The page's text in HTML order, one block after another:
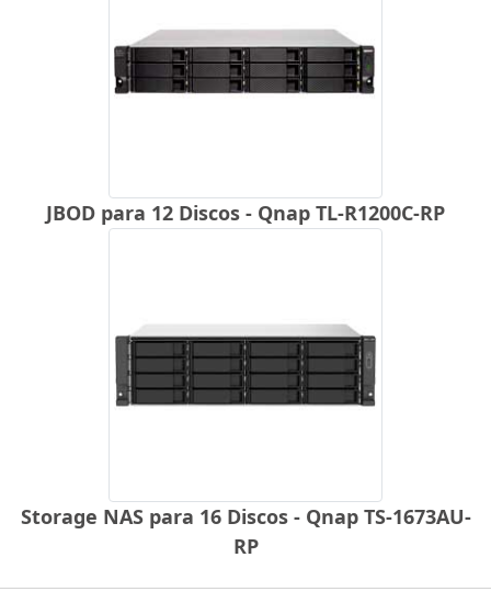
JBOD para 12 Discos - Qnap TL-R1200C-RP
Storage NAS para 16 Discos - Qnap TS-1673AU-
RP